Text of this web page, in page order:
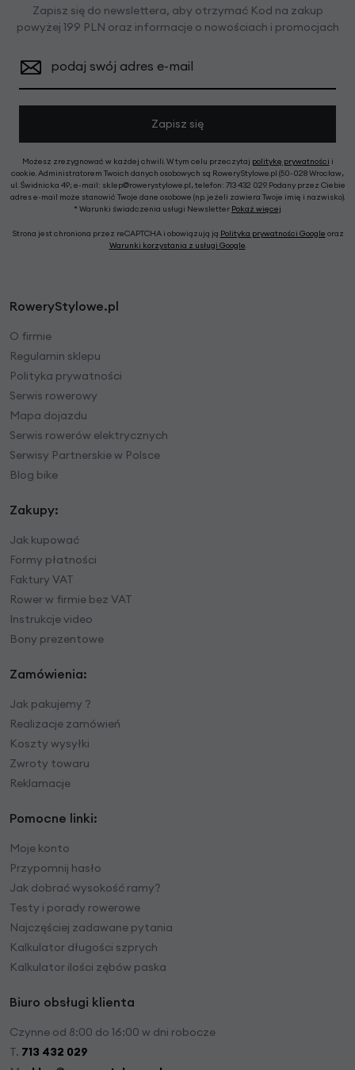
Zapisz się do newslettera, aby otrzymać Kod na zakup
powyżej 199 PLN oraz informacje o nowościach i promocjach
podaj swój adres e-mail
Zapisz się
Możesz zrezygnować w każdej chwili. W tym celu przeczytaj politykę prywatności i
cookie. Administratorem Twoich danych osobowych są RoweryStylowe.pl (50-028 Wrocław,
ul. Świdnicka 49; e-mail: sklep@rowerystylowe.pl, telefon: 713 432 029. Podany przez Ciebie
adres e-mail może stanowić Twoje dane osobowe (np. jeżeli zawiera Twoje imię i nazwisko).
* Warunki świadczenia usługi Newsletter Pokaż więcej
Strona jest chroniona przez reCAPTCHA i obowiązują ją Polityka prywatności Google oraz
Warunki korzystania z usługi Google.
RoweryStylowe.pl
O firmie
Regulamin sklepu
Polityka prywatności
Serwis rowerowy
Mapa dojazdu
Serwis rowerów elektrycznych
Serwisy Partnerskie w Polsce
Blog bike
Zakupy:
Jak kupować
Formy płatności
Faktury VAT
Rower w firmie bez VAT
Instrukcje video
Bony prezentowe
Zamówienia:
Jak pakujemy ?
Realizacje zamówień
Koszty wysyłki
Zwroty towaru
Reklamacje
Pomocne linki:
Moje konto
Przypomnij hasło
Jak dobrać wysokość ramy?
Testy i porady rowerowe
Najczęściej zadawane pytania
Kalkulator długości szprych
Kalkulator ilości zębów paska
Biuro obsługi klienta
Czynne od 8:00 do 16:00 w dni robocze
T. 713 432 029